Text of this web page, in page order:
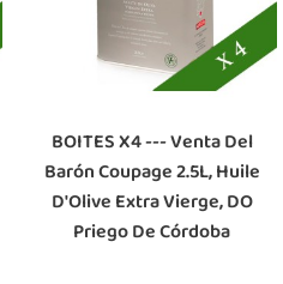
BOITES X4 --- Venta Del
Barón Coupage 2.5L, Huile
D'Olive Extra Vierge, DO
Priego De Córdoba